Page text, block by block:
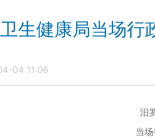
生健康局当场行
04 11:06
汨
当